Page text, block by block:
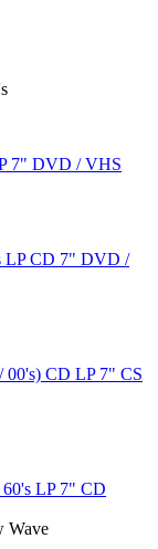
7" DVD / VHS
LPCD 7" DVD /
00's) CD LP 7" CS
LP 7" CD
Wave